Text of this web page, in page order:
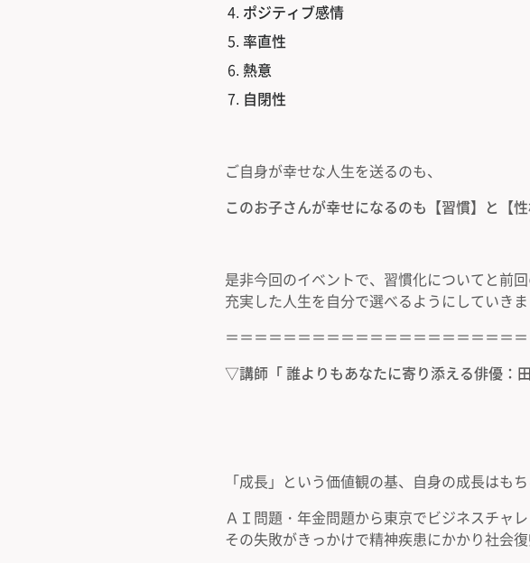
ポジティブ感情
率直性
熱意
自閉性
ご自身が幸せな人生を送るのも、
このお子さんが幸せになるのも【習慣】と【
是非今回のイベントで、習慣化についてと前
充実した人生を自分で選べるようにしていき
＝＝＝＝＝＝＝＝＝＝＝＝＝＝＝＝＝＝＝＝
▽講師「 誰よりもあなたに寄り添える俳優：
「成長」という価値観の基、自身の成長はも
ＡＩ問題・年金問題から東京でビジネスチャ
その失敗がきっかけで精神疾患にかかり社会